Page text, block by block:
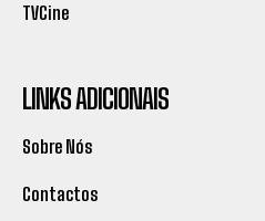
TVCine
LINKS ADICIONAIS
Sobre Nós
Contactos